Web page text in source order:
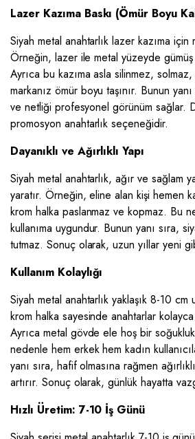
Lazer Kazıma Baskı (Ömür Boyu
Siyah metal anahtarlık lazer kazıma için
Örneğin, lazer ile metal yüzeyde gümüş
Ayrıca bu kazıma asla silinmez,
markanız ömür boyu taşınır. Bunun
ve netliği profesyonel görünüm sağlar.
promosyon anahtarlık seçeneğidir.
Dayanıklı ve Ağırlıklı Yapı
Siyah metal anahtarlık, ağır ve sağlam
yaratır. Örneğin, eline alan kişi hemen
krom halka paslanmaz ve kopmaz. Bu
kullanıma uygundur. Bunun yanı sıra,
tutmaz. Sonuç olarak, uzun yıllar yeni
Kullanım Kolaylığı
Siyah metal anahtarlık yaklaşık 8-10
krom halka sayesinde anahtarlar kolayca
Ayrıca metal gövde ele hoş bir
nedenle hem erkek hem kadın
yanı sıra, hafif olmasına rağmen
artırır. Sonuç olarak, günlük hayatta
Hızlı Üretim: 7-10 İş Günü